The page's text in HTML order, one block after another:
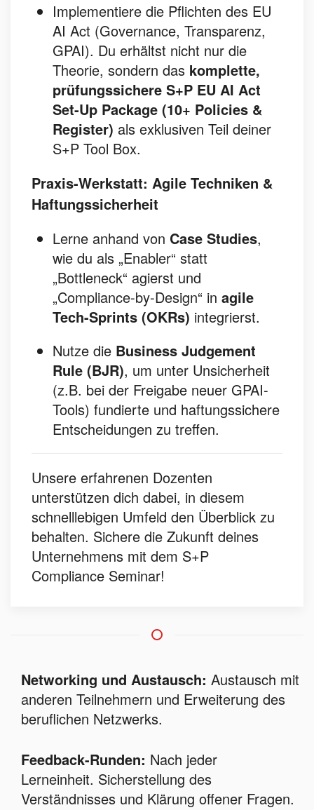
Implementiere die Pflichten des EU
AI Act (Governance, Transparenz,
GPAI). Du erhältst nicht nur die
Theorie, sondern das komplette,
prüfungssichere S+P EU AI Act
Set-Up Package (10+ Policies &
Register) als exklusiven Teil deiner
S+P Tool Box.
Praxis-Werkstatt: Agile Techniken &
Haftungssicherheit
Lerne anhand von Case Studies,
wie du als „Enabler“ statt
„Bottleneck“ agierst und
„Compliance-by-Design“ in agile
Tech-Sprints (OKRs) integrierst.
Nutze die Business Judgement
Rule (BJR), um unter Unsicherheit
(z.B. bei der Freigabe neuer GPAI-
Tools) fundierte und haftungssichere
Entscheidungen zu treffen.
Unsere erfahrenen Dozenten
unterstützen dich dabei, in diesem
schnelllebigen Umfeld den Überblick zu
behalten. Sichere die Zukunft deines
Unternehmens mit dem S+P
Compliance Seminar!
Networking und Austausch: Austausch mit
anderen Teilnehmern und Erweiterung des
beruflichen Netzwerks.
Feedback-Runden: Nach jeder
Lerneinheit. Sicherstellung des
Verständnisses und Klärung offener Fragen.